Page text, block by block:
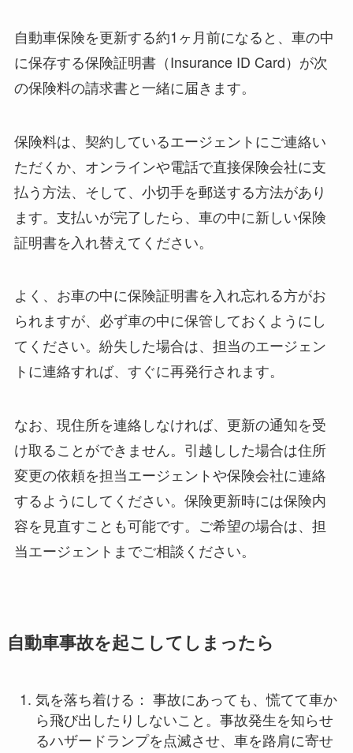
自動車保険を更新する約1ヶ月前になると、車の中
に保存する保険証明書（Insurance ID Card）が次
の保険料の請求書と一緒に届きます。
保険料は、契約しているエージェントにご連絡い
ただくか、オンラインや電話で直接保険会社に支
払う方法、そして、小切手を郵送する方法があり
ます。支払いが完了したら、車の中に新しい保険
証明書を入れ替えてください。
よく、お車の中に保険証明書を入れ忘れる方がお
られますが、必ず車の中に保管しておくようにし
てください。紛失した場合は、担当のエージェン
トに連絡すれば、すぐに再発行されます。
なお、現住所を連絡しなければ、更新の通知を受
け取ることができません。引越しした場合は住所
変更の依頼を担当エージェントや保険会社に連絡
するようにしてください。保険更新時には保険内
容を見直すことも可能です。ご希望の場合は、担
当エージェントまでご相談ください。
自動車事故を起こしてしまったら
気を落ち着ける： 事故にあっても、慌てて車か
ら飛び出したりしないこと。事故発生を知らせ
るハザードランプを点滅させ、車を路肩に寄せ